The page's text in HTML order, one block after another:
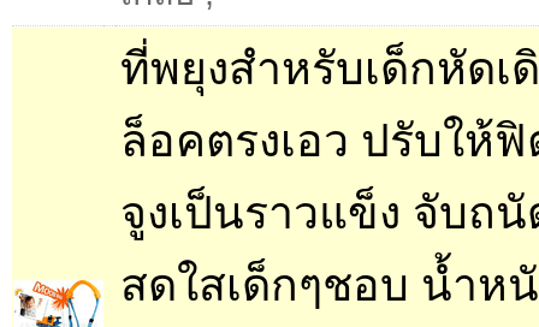
ที่พยุงสำหรับเด็กหัดเ
ล็อคตรงเอว ปรับให้
จูงเป็นราวแข็ง จับถ
สดใสเด็กๆชอบ น้ำห